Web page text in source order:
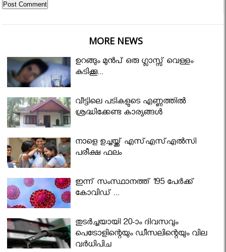
MORE NEWS
ഉറങ്ങും മുന്‍പ് ഒരു ഗ്ലാസ്സ് വെള്ളം
കുടിക്കൂ...
വീട്ടിലെ പടികളുടെ എണ്ണത്തിൽ
ശ്രദ്ധിക്കേണ്ട കാര്യങ്ങൾ
നാളെ ഉച്ചയ്ക്ക് എസ്എസ്എല്‍സി
പരീക്ഷ ഫലം
ഇന്ന് സംസ്ഥാനത്ത് 195 പേര്‍ക്ക്
കോവിഡ് ...
തുടർച്ചയായി 20-ാം ദിവസവും
പെട്രോളിന്റെയും ഡീസലിന്റെയും വില
വര്‍ധിപ്പിച്ചു